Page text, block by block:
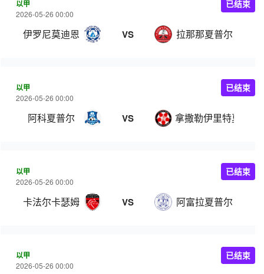
以甲
2026-05-26 00:00
伊罗尼莫迪恩 VS 拉那那夏普尔
已结束
以甲
2026-05-26 00:00
阿科夏普尔 VS 拿撒勒伊里特夏普尔
已结束
以甲
2026-05-26 00:00
卡法尔卡瑟姆 VS 阿富拉夏普尔
已结束
以甲
2026-05-26 00:00
已结束